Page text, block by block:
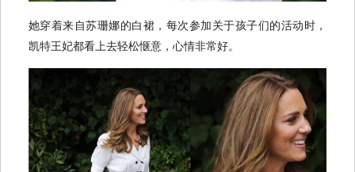
她穿着来自苏珊娜的白裙，每次参加关于孩子们的活动时，
凯特王妃都看上去轻松惬意，心情非常好。